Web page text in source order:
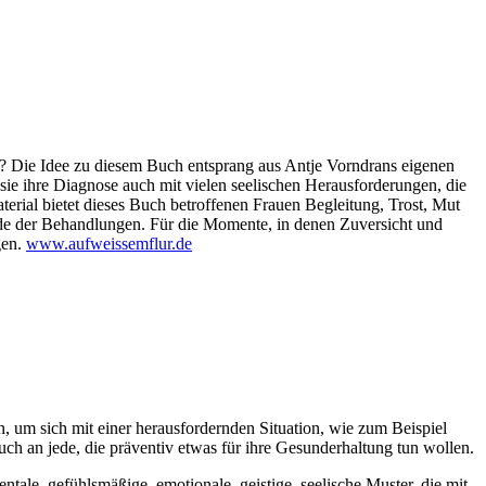
Idee zu diesem Buch entsprang aus Antje Vorndrans eigenen
ihre Diagnose auch mit vielen seelischen Herausforderungen, die
bietet dieses Buch betroffenen Frauen Begleitung, Trost, Mut
der Behandlungen. Für die Momente, in denen Zuversicht und
www.aufweissemflur.de
um sich mit einer herausfordernden Situation, wie zum Beispiel
an jede, die präventiv etwas für ihre Gesunderhaltung tun wollen.